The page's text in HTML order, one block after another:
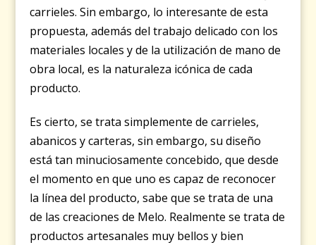
carrieles. Sin embargo, lo interesante de esta
propuesta, además del trabajo delicado con los
materiales locales y de la utilización de mano de
obra local, es la naturaleza icónica de cada
producto.
Es cierto, se trata simplemente de carrieles,
abanicos y carteras, sin embargo, su diseño
está tan minuciosamente concebido, que desde
el momento en que uno es capaz de reconocer
la línea del producto, sabe que se trata de una
de las creaciones de Melo. Realmente se trata de
productos artesanales muy bellos y bien